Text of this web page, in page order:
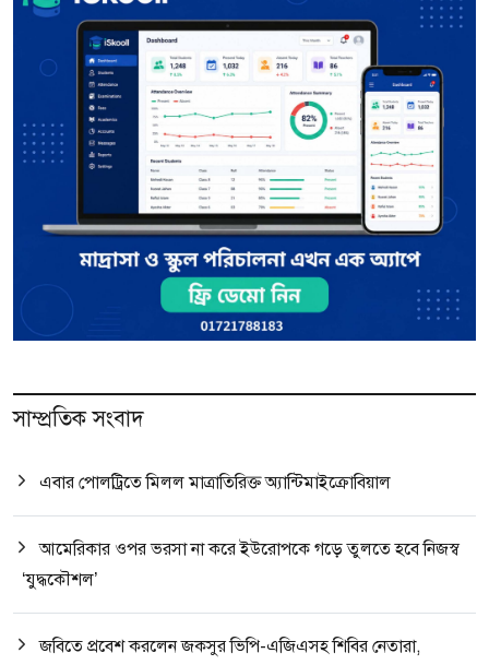
সাম্প্রতিক সংবাদ
এবার পোলট্রিতে মিলল মাত্রাতিরিক্ত অ্যান্টিমাইক্রোবিয়াল
আমেরিকার ওপর ভরসা না করে ইউরোপকে গড়ে তুলতে হবে নিজস্ব
‘যুদ্ধকৌশল’
জবিতে প্রবেশ করলেন জকসুর ভিপি-এজিএসহ শিবির নেতারা,